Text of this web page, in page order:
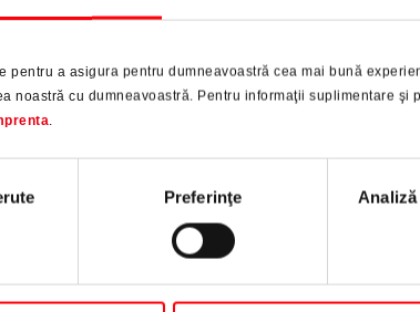
pentru a asigura pentru dumneavoastră cea mai bună
noastră cu dumneavoastră. Pentru informaţii suplimentare şi
Preferinţe
standard
speciale care
test de
cu DIN
deschidere spre interior și este potrivit
ale cercevelelor de până la 200 kg. Este
îndeplinesc cerințele clasei 5 de
coroziunii în conformitate cu DIN